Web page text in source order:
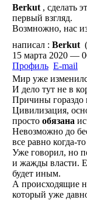
Berkut , сделать
первый взгляд.
Возмножно, нас
написал : Berkut
15 марта 2020 —
Профиль E-mail
Мир уже
И дело тут не в
Причины гораздо
Цивилизация,
просто обязана
Невозможно до
все равно когда-
Уже говорил, но
и жажды власти.
будет иным.
А происходящие
который уже